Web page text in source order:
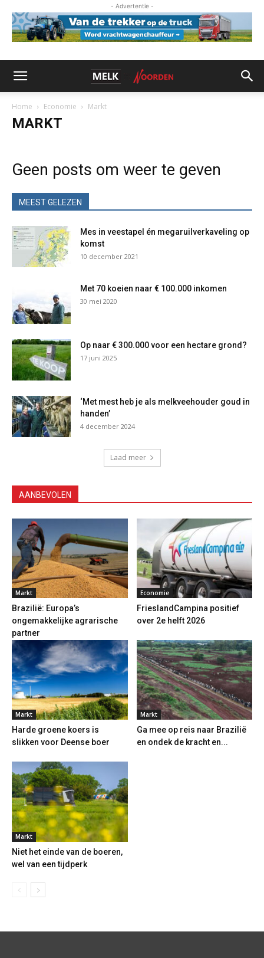
- Advertentie -
Home Economie Markt
MARKT
Geen posts om weer te geven
MEEST GELEZEN
Mes in veestapel én megaruilverkaveling op
komst
10 december 2021
Met 70 koeien naar € 100.000 inkomen
30 mei 2020
Op naar € 300.000 voor een hectare grond?
17 juni 2025
‘Met mest heb je als melkveehouder goud in
handen’
4 december 2024
Laad meer
AANBEVOLEN
Markt
Brazilië: Europa’s
ongemakkelijke agrarische
partner
Economie
FrieslandCampina positief
over 2e helft 2026
Markt
Harde groene koers is
slikken voor Deense boer
Markt
Ga mee op reis naar Brazilië
en ondek de kracht en...
Markt
Niet het einde van de boeren,
wel van een tijdperk